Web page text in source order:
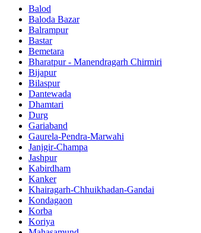
Balod
Baloda Bazar
Balrampur
Bastar
Bemetara
Bharatpur - Manendragarh Chirmiri
Bijapur
Bilaspur
Dantewada
Dhamtari
Durg
Gariaband
Gaurela-Pendra-Marwahi
Janjgir-Champa
Jashpur
Kabirdham
Kanker
Khairagarh-Chhuikhadan-Gandai
Kondagaon
Korba
Koriya